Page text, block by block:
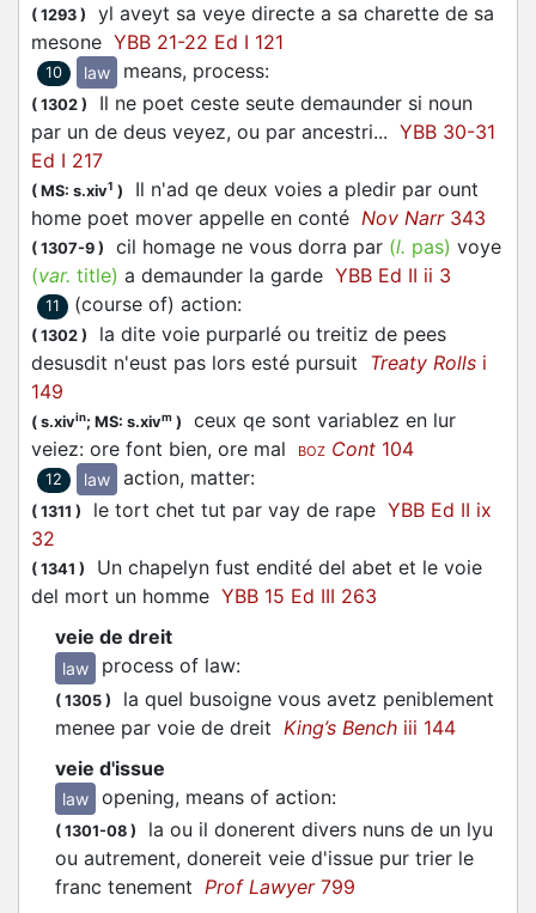
( 1293 )
yl aveyt sa veye directe a sa charette de sa
mesone YBB 21-22 Ed I 121
10 law means, process:
( 1302 )
Il ne poet ceste seute demaunder si noun
par un de deus veyez, ou par ancestri... YBB 30-31
Ed I 217
( MS: s.xiv1 )
Il n'ad qe deux voies a pledir par ount
home poet mover appelle en conté Nov Narr343
( 1307-9 ) cil homage ne vous dorra par (l. pas) voye
(var. title) a demaunder la garde YBB Ed II ii 3
11 (course of) action:
( 1302 )
la dite voie purparlé ou treitiz de pees
desusdit n'eust pas lors esté pursuit Treaty Rolls i
149
( s.xivin; MS: s.xivm )
ceux qe sont variablez en lur
veiez: ore font bien, ore mal
BOZ Cont 104
12 law action, matter:
( 1311 ) le tort chet tut par vay de rape YBB Ed II ix
32
( 1341 )
Un chapelyn fust endité del abet et le voie
del mort un homme YBB 15 Ed III 263
veie de dreit
law process of law:
( 1305 )
la quel busoigne vous avetz peniblement
menee par voie de dreit King’s Bench iii 144
veie d'issue
law opening, means of action:
( 1301-08 )
la ou il donerent divers nuns de un lyu
ou autrement, donereit veie d'issue pur trier le
franc tenement Prof Lawyer799